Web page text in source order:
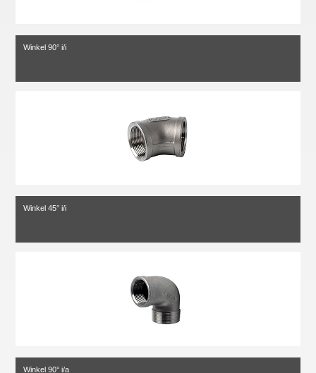
Winkel 90° i/i
Winkel 45° i/i
Winkel 90° i/a